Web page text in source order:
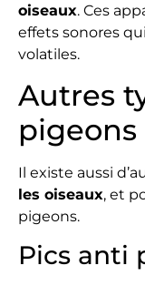
oiseaux. Ces
effets sonores
volatiles.
Autres
pigeons
Il existe aussi
les oiseaux, et
pigeons.
Pics anti